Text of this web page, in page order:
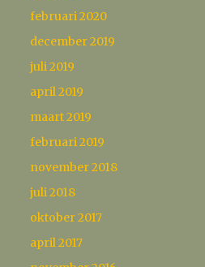
februari 2020
december 2019
juli 2019
april 2019
maart 2019
februari 2019
november 2018
juli 2018
oktober 2017
april 2017